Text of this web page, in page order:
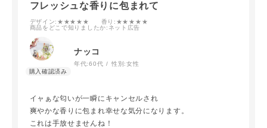
フレッシュな香りに包まれて
デザイン:★★★★★ 香り :★★★★★
商品をどこで知りましたか:ネット広告
ナッコ
年代:60代 性別:女性
イャぁな匂いが一瞬にキャンセルされ
爽やかな香りに包まれ幸せな気分になります。
これは手放せませんね！